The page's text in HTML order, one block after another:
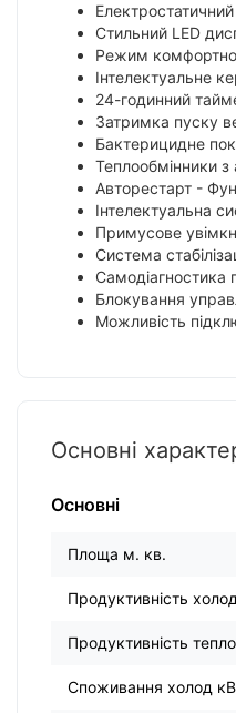
Стильний LED
Режим
Інтелектуальне
24-годинний
Затримка пуску
Бактерицидне
Теплообмінники з
Авторестарт -
Інтелектуальна
Примусове
Система
Самодіагностика
Блокування
Можливість
Основні
Основні
Площа м. кв.
Продуктивність
Продуктивність
Споживання холод